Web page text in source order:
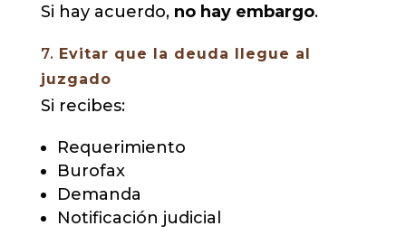
Si hay acuerdo, no hay embargo.
7. Evitar que la deuda llegue al
juzgado
Si recibes:
Requerimiento
Burofax
Demanda
Notificación judicial